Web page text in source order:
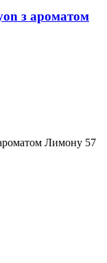
з ароматом
Лимону 57